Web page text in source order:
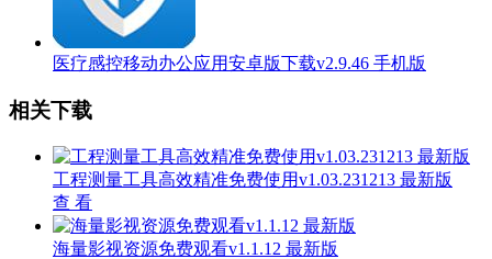
医疗感控移动办公应用安卓版下载v2.9.46 手机版
相关下载
工程测量工具高效精准免费使用v1.03.231213 最新版
查 看
海量影视资源免费观看v1.1.12 最新版